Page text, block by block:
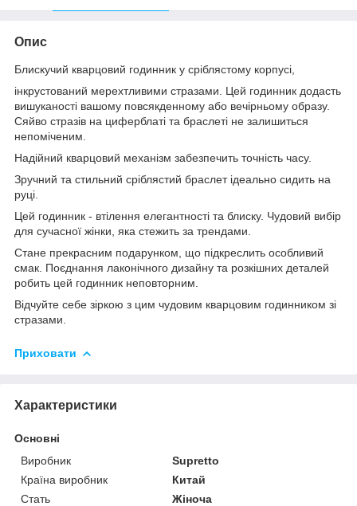
Опис
Блискучий кварцовий годинник у сріблястому корпусі,
інкрустований мерехтливими стразами. Цей годинник додасть
вишуканості вашому повсякденному або вечірньому образу.
Сяйво стразів на циферблаті та браслеті не залишиться
непоміченим.
Надійний кварцовий механізм забезпечить точність часу.
Зручний та стильний сріблястий браслет ідеально сидить на
руці.
Цей годинник - втілення елегантності та блиску. Чудовий вибір
для сучасної жінки, яка стежить за трендами.
Стане прекрасним подарунком, що підкреслить особливий
смак. Поєднання лаконічного дизайну та розкішних деталей
робить цей годинник неповторним.
Відчуйте себе зіркою з цим чудовим кварцовим годинником зі
стразами.
Приховати
Характеристики
Основні
Виробник
Supretto
Країна виробник
Китай
Стать
Жіноча